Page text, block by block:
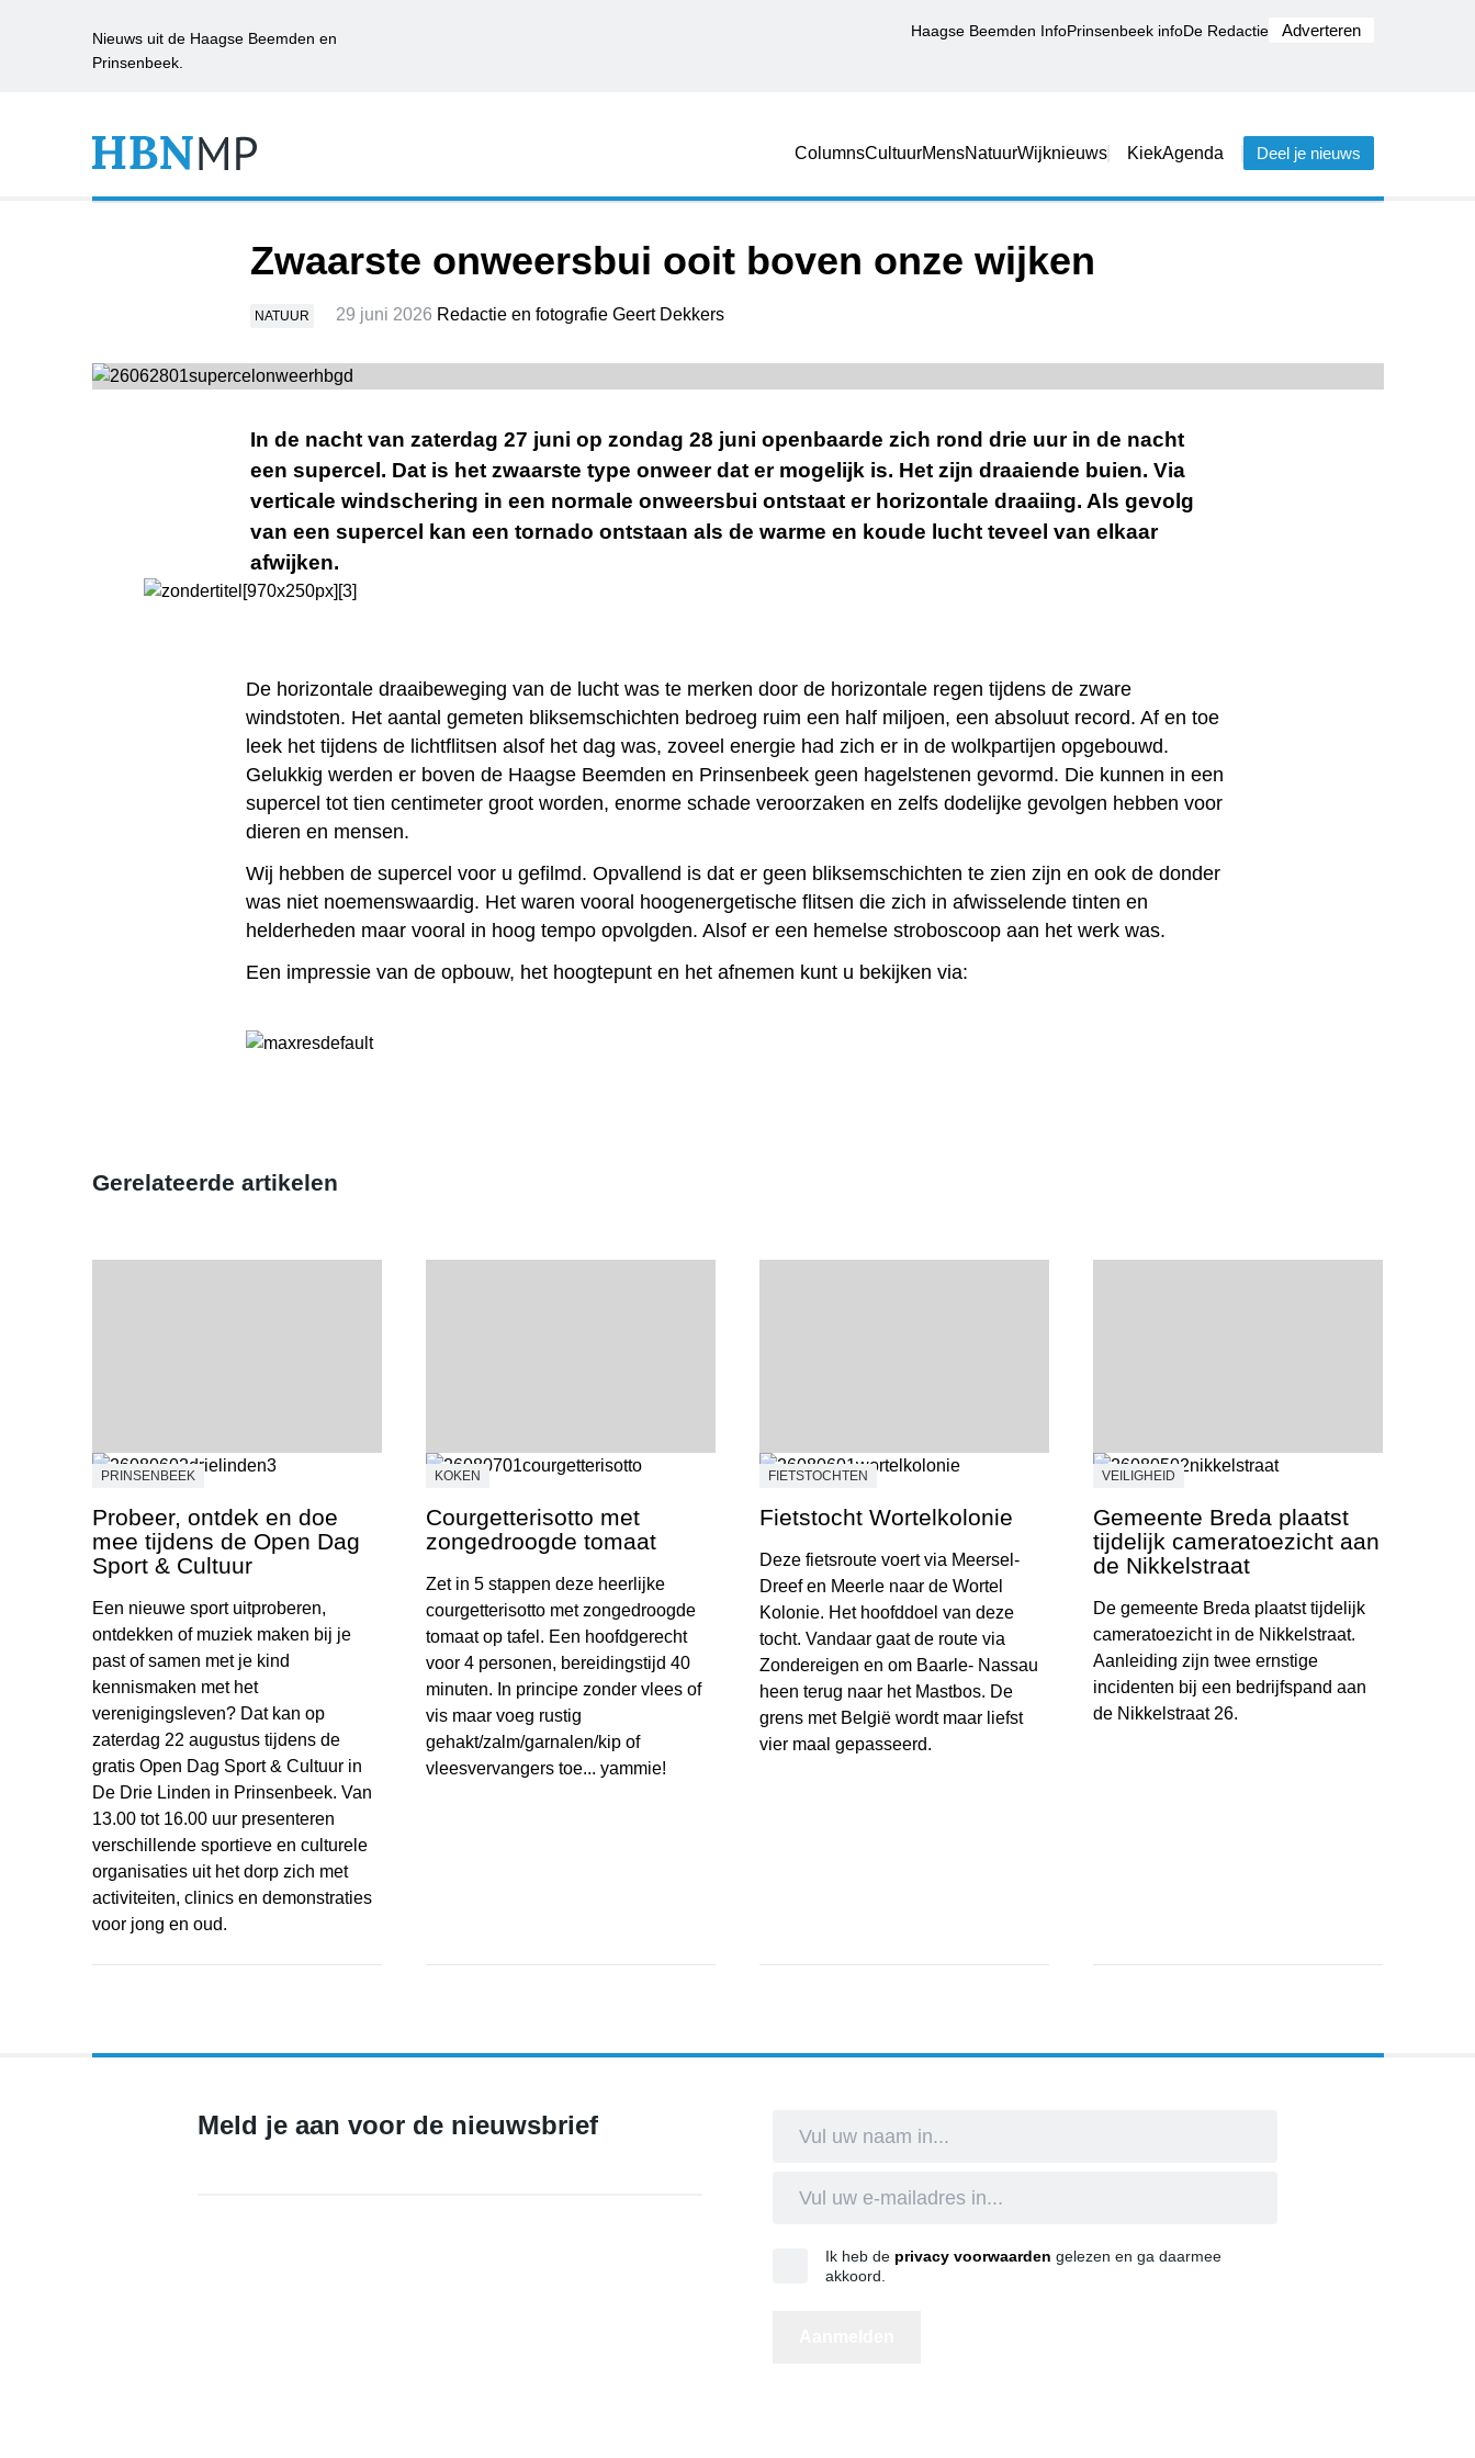
Nieuws uit de Haagse Beemden en
Prinsenbeek.
Haagse Beemden InfoPrinsenbeek infoDe Redactie Adverteren
ColumnsCultuurMensNatuurWijknieuws KiekAgenda Deel je nieuws
Zwaarste onweersbui ooit boven onze wijken
NATUUR 29 juni 2026 Redactie en fotografie Geert Dekkers
In de nacht van zaterdag 27 juni op zondag 28 juni openbaarde zich rond drie uur in de nacht
een supercel. Dat is het zwaarste type onweer dat er mogelijk is. Het zijn draaiende buien. Via
verticale windschering in een normale onweersbui ontstaat er horizontale draaiing. Als gevolg
van een supercel kan een tornado ontstaan als de warme en koude lucht teveel van elkaar
afwijken.
De horizontale draaibeweging van de lucht was te merken door de horizontale regen tijdens de zware
windstoten. Het aantal gemeten bliksemschichten bedroeg ruim een half miljoen, een absoluut record. Af en toe
leek het tijdens de lichtflitsen alsof het dag was, zoveel energie had zich er in de wolkpartijen opgebouwd.
Gelukkig werden er boven de Haagse Beemden en Prinsenbeek geen hagelstenen gevormd. Die kunnen in een
supercel tot tien centimeter groot worden, enorme schade veroorzaken en zelfs dodelijke gevolgen hebben voor
dieren en mensen.
Wij hebben de supercel voor u gefilmd. Opvallend is dat er geen bliksemschichten te zien zijn en ook de donder
was niet noemenswaardig. Het waren vooral hoogenergetische flitsen die zich in afwisselende tinten en
helderheden maar vooral in hoog tempo opvolgden. Alsof er een hemelse stroboscoop aan het werk was.
Een impressie van de opbouw, het hoogtepunt en het afnemen kunt u bekijken via:
Gerelateerde artikelen
PRINSENBEEK
Probeer, ontdek en doe
mee tijdens de Open Dag
Sport & Cultuur
Een nieuwe sport uitproberen,
ontdekken of muziek maken bij je
past of samen met je kind
kennismaken met het
verenigingsleven? Dat kan op
zaterdag 22 augustus tijdens de
gratis Open Dag Sport & Cultuur in
De Drie Linden in Prinsenbeek. Van
13.00 tot 16.00 uur presenteren
verschillende sportieve en culturele
organisaties uit het dorp zich met
activiteiten, clinics en demonstraties
voor jong en oud.
KOKEN
Courgetterisotto met
zongedroogde tomaat
Zet in 5 stappen deze heerlijke
courgetterisotto met zongedroogde
tomaat op tafel. Een hoofdgerecht
voor 4 personen, bereidingstijd 40
minuten. In principe zonder vlees of
vis maar voeg rustig
gehakt/zalm/garnalen/kip of
vleesvervangers toe... yammie!
FIETSTOCHTEN
Fietstocht Wortelkolonie
Deze fietsroute voert via Meersel-
Dreef en Meerle naar de Wortel
Kolonie. Het hoofddoel van deze
tocht. Vandaar gaat de route via
Zondereigen en om Baarle- Nassau
heen terug naar het Mastbos. De
grens met België wordt maar liefst
vier maal gepasseerd.
VEILIGHEID
Gemeente Breda plaatst
tijdelijk cameratoezicht aan
de Nikkelstraat
De gemeente Breda plaatst tijdelijk
cameratoezicht in de Nikkelstraat.
Aanleiding zijn twee ernstige
incidenten bij een bedrijfspand aan
de Nikkelstraat 26.
Meld je aan voor de nieuwsbrief
Ik heb de privacy voorwaarden gelezen en ga daarmee
akkoord.